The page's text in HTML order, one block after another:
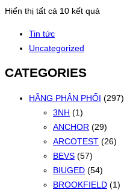
Hiển thị tất cả 10 kết quả
Tin tức
Uncategorized
CATEGORIES
HÃNG PHÂN PHỐI (297)
3NH (1)
ANCHOR (29)
ARCOTEST (26)
BEVS (57)
BIUGED (54)
BROOKFIELD (1)